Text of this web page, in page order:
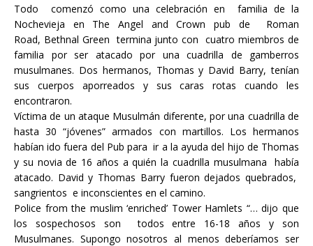
Todo comenzó como una celebración en familia de la
Nochevieja en The Angel and Crown pub de Roman
Road, Bethnal Green termina junto con cuatro miembros de
familia por ser atacado por una cuadrilla de gamberros
musulmanes. Dos hermanos, Thomas y David Barry, tenían
sus cuerpos aporreados y sus caras rotas cuando les
encontraron.
Víctima de un ataque Musulmán diferente, por una cuadrilla de
hasta 30 “jóvenes” armados con martillos. Los hermanos
habían ido fuera del Pub para ir a la ayuda del hijo de Thomas
y su novia de 16 años a quién la cuadrilla musulmana había
atacado. David y Thomas Barry fueron dejados quebrados,
sangrientos e inconscientes en el camino.
Police from the muslim ‘enriched’ Tower Hamlets “… dijo que
los sospechosos son todos entre 16-18 años y son
Musulmanes. Supongo nosotros al menos deberíamos ser